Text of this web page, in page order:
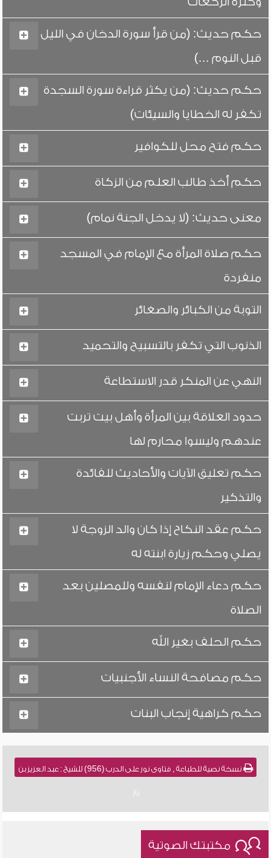
حكم حديث: (من قرأ سورة الدخان في الليل
قبل النوم ...)
حكم حديث: (من يكثر قراءة سورة السجدة
تكفر له الخطايا والسيئات)
حكم فتح محل للكوافير
حكم أخذ طالب العلم من الزكاة
معنى حديث: (لا يدخل الجنة نمام)
حكم صلاة المرأة مع الإمام في المسجد
منفردة
التوبة من الكبائر والصغائر
الذنوب التي تكفر بالتسبيح والتحميد
النهي عن المنكر قدر الاستطاعة
حدود العلاقة بين المرأة وأهل بيت تربت
عندهم وليسوا محارم لها
حكم تعليق الآيات والأحاديث للفائدة
والتذكير
حكم عقد النكاح إذا كان والد الزوجة لا
يصلي وحكم زيارة ابنته له
حكم دعاء الإمام لنفسه وللمصلين بعد
الصلاة
حكم الحلف بغير الله
حكم مصافحة النساء الأجنبيات
حكم كراهية إنجاب البنات
نسخة نصية للطباعة , فتاوى نور على الدرب (956) للشيخ : عبد العزيز بن
باز
مكتبتك الصوتية